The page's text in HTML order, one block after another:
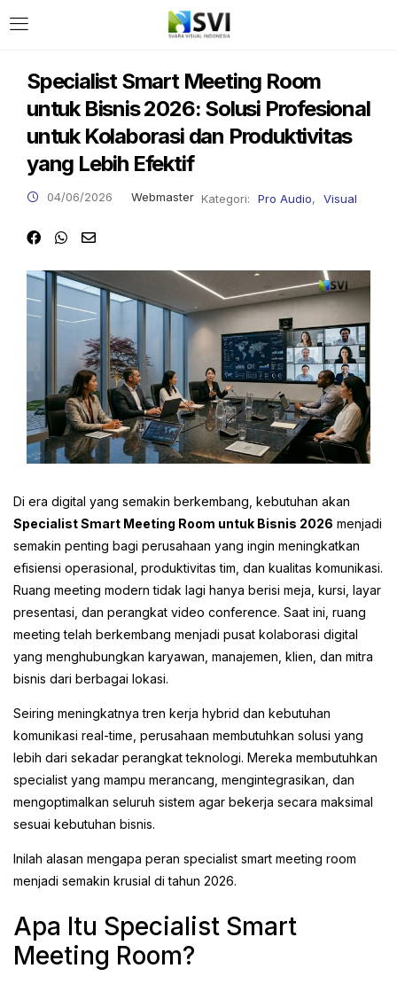
Specialist Smart Meeting Room
untuk Bisnis 2026: Solusi Profesional
untuk Kolaborasi dan Produktivitas
yang Lebih Efektif
04/06/2026 Webmaster Kategori: Pro Audio, Visual
Di era digital yang semakin berkembang, kebutuhan akan
Specialist Smart Meeting Room untuk Bisnis 2026 menjadi
semakin penting bagi perusahaan yang ingin meningkatkan
efisiensi operasional, produktivitas tim, dan kualitas komunikasi.
Ruang meeting modern tidak lagi hanya berisi meja, kursi, layar
presentasi, dan perangkat video conference. Saat ini, ruang
meeting telah berkembang menjadi pusat kolaborasi digital
yang menghubungkan karyawan, manajemen, klien, dan mitra
bisnis dari berbagai lokasi.
Seiring meningkatnya tren kerja hybrid dan kebutuhan
komunikasi real-time, perusahaan membutuhkan solusi yang
lebih dari sekadar perangkat teknologi. Mereka membutuhkan
specialist yang mampu merancang, mengintegrasikan, dan
mengoptimalkan seluruh sistem agar bekerja secara maksimal
sesuai kebutuhan bisnis.
Inilah alasan mengapa peran specialist smart meeting room
menjadi semakin krusial di tahun 2026.
Apa Itu Specialist Smart
Meeting Room?